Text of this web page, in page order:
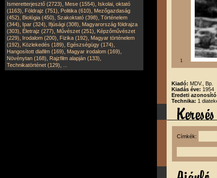
Ismeretterjesztő (2723), Mese (1554), Iskolai, oktató
(1163), Földrajz (751), Politika (610), Mezőgazdaság
(452), Biológia (450), Szakoktató (398), Történelem
(344), Ipar (324), Ifjúsági (308), Magyarország földrajza
(303), Életrajz (277), Művészet (251), Képzőművészet
(229), Irodalom (200), Fizika (192), Magyar történelem
(192), Közlekedés (189), Egészségügy (174),
Hangosított diafilm (169), Magyar irodalom (169),
Növénytan (168), Rajzfilm alapján (133),
Technikatörténet (129),
1
Kiadó: MDV., Bp.
Kiadás éve: 1954
Eredeti
Technika: 1
Címkék: